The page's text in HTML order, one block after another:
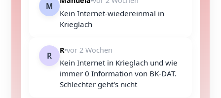
M
Kein Internet-wiedereinmal in
Krieglach
R
R vor 2 Wochen
Kein Internet in Krieglach und wie
immer 0 Information von BK-DAT.
Schlechter geht's nicht